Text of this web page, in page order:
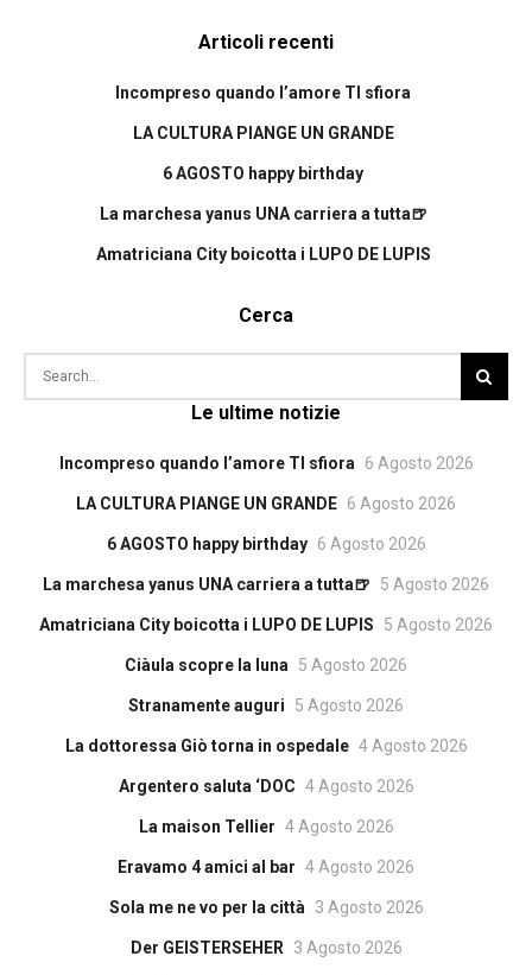
Articoli recenti
Incompreso quando l’amore TI sfiora
LA CULTURA PIANGE UN GRANDE
6 AGOSTO happy birthday
La marchesa yanus UNA carriera a tutta🍺
Amatriciana City boicotta i LUPO DE LUPIS
Cerca
Le ultime notizie
Incompreso quando l’amore TI sfiora 6 Agosto 2026
LA CULTURA PIANGE UN GRANDE 6 Agosto 2026
6 AGOSTO happy birthday 6 Agosto 2026
La marchesa yanus UNA carriera a tutta🍺 5 Agosto 2026
Amatriciana City boicotta i LUPO DE LUPIS 5 Agosto 2026
Ciàula scopre la luna 5 Agosto 2026
Stranamente auguri 5 Agosto 2026
La dottoressa Giò torna in ospedale 4 Agosto 2026
Argentero saluta ‘DOC 4 Agosto 2026
La maison Tellier 4 Agosto 2026
Eravamo 4 amici al bar 4 Agosto 2026
Sola me ne vo per la città 3 Agosto 2026
Der GEISTERSEHER 3 Agosto 2026